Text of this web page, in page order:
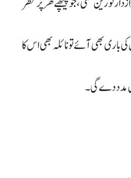
باری بھی آئے تو نائلہ بھی اس کا
مدد دے گی۔